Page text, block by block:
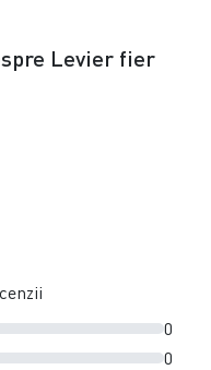
Levier fier
0
0